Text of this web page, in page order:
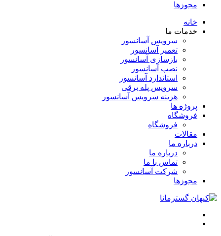
مجوزها
خانه
خدمات ما
سرویس آسانسور
تعمیر آسانسور
بازسازی آسانسور
نصب آسانسور
استاندارد آسانسور
سرویس پله برقی
هزینه سرویس آسانسور
پروژه ها
فروشگاه
فروشگاه
مقالات
درباره ما
درباره ما
تماس با ما
شرکت آسانسور
مجوزها